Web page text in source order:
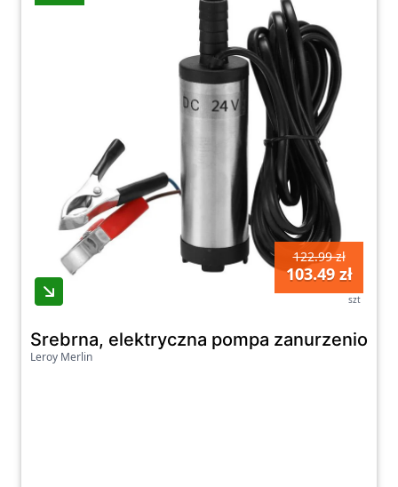
122.99 zł
103.49 zł
szt
Srebrna, elektryczna pompa
Leroy Merlin